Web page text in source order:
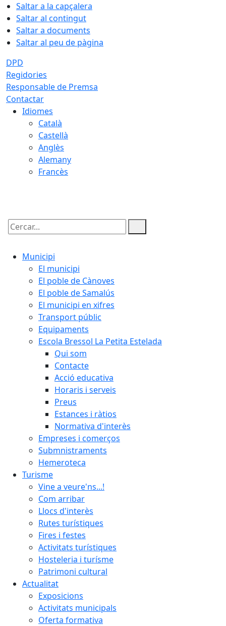
Saltar a la capçalera
Saltar al contingut
Saltar a documents
Saltar al peu de pàgina
DPD
Regidories
Responsable de Premsa
Contactar
Idiomes
Català
Castellà
Anglès
Alemany
Francès
Cercar:
Municipi
El municipi
El poble de Cànoves
El poble de Samalús
El municipi en xifres
Transport públic
Equipaments
Escola Bressol La Petita Estelada
Qui som
Contacte
Acció educativa
Horaris i serveis
Preus
Estances i ràtios
Normativa d'interès
Empreses i comerços
Submnistraments
Hemeroteca
Turisme
Vine a veure'ns...!
Com arribar
Llocs d'interès
Rutes turístiques
Fires i festes
Activitats turístiques
Hosteleria i turísme
Patrimoni cultural
Actualitat
Exposicions
Activitats municipals
Oferta formativa